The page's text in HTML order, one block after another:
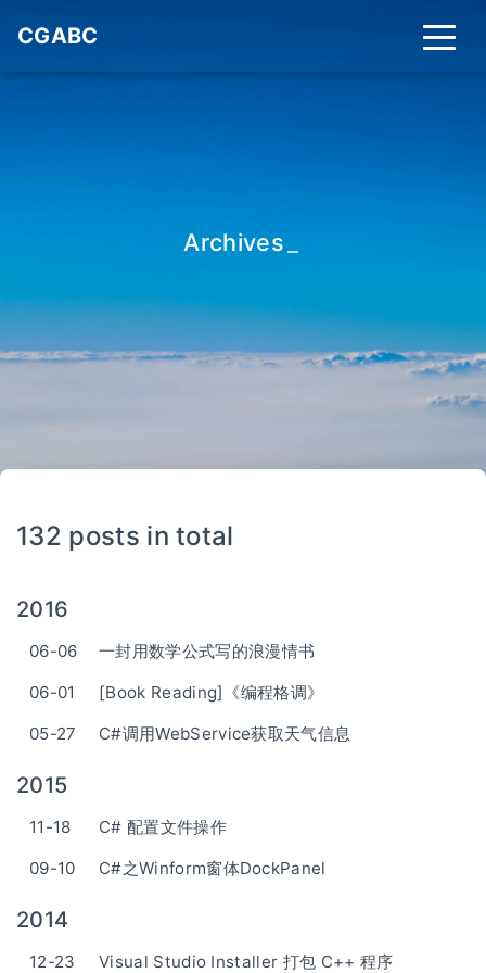
CGABC
Archives
132 posts in total
2016
06-06
一封用数学公式写的浪漫情书
06-01
[Book Reading]《编程格调》
05-27
C#调用WebService获取天气信息
2015
11-18
C# 配置文件操作
09-10
C#之Winform窗体DockPanel
2014
12-23 Visual Studio Installer 打包 C++ 程序